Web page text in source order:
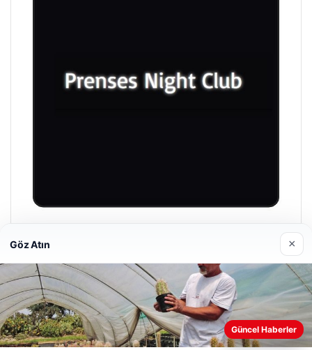
Prenses Night Club
Web sitemizi nasıl kullandığınızı daha iyi anlayabilmek,
Göz Atın ×
Güncel Haberler